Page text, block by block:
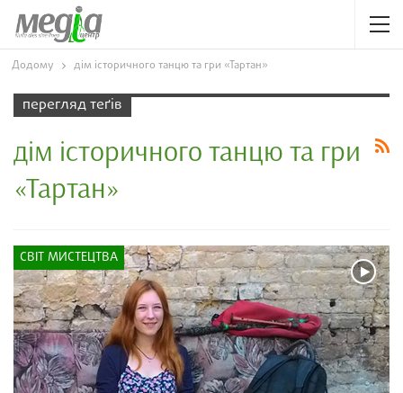
Додому дім історичного танцю та гри «Тартан»
перегляд теґів
дім історичного танцю та гри
«Тартан»
СВІТ МИСТЕЦТВА